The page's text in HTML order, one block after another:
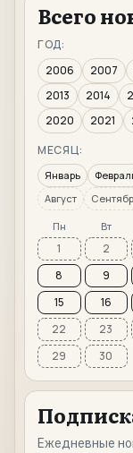
Всего
ГОД:
2006
2007
2013
2014
2020
2021
МЕСЯЦ:
Январь
Август
Пн Вт
1 2
8
9
15
16
22
23
29
30
Ежедневные